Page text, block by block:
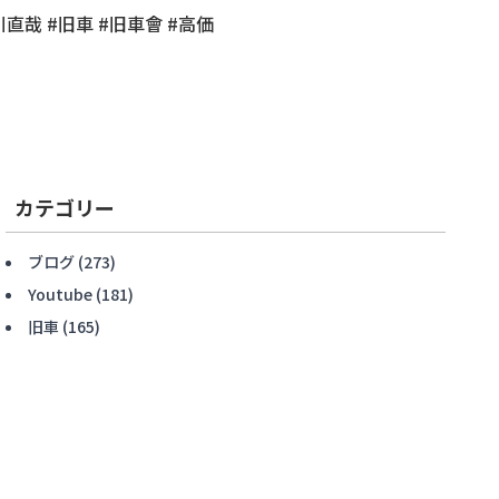
哉 #旧車 #旧車會 #高価
カテゴリー
ブログ (273)
Youtube (181)
旧車 (165)